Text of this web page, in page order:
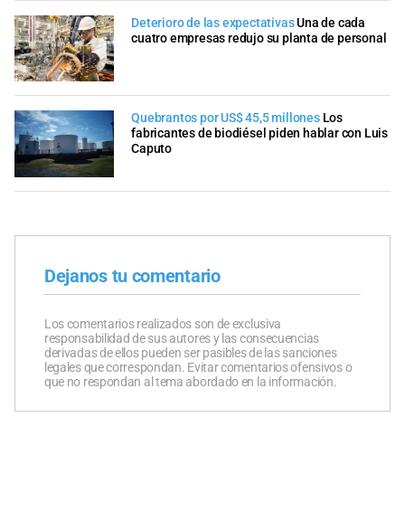
Deterioro de las expectativasUna de cada
cuatro empresas redujo su planta de personal
Quebrantos por US$ 45,5 millones Los
fabricantes de biodiésel piden hablar con Luis
Caputo
Dejanos tu comentario
Los comentarios realizados son de exclusiva
responsabilidad de sus autores y las consecuencias
derivadas de ellos pueden ser pasibles de las sanciones
legales que correspondan. Evitar comentarios ofensivos o
que no respondan al tema abordado en la información.